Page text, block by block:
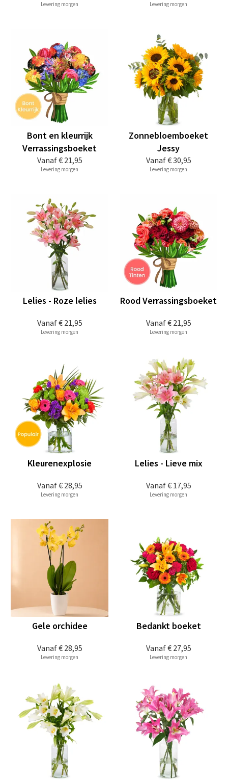
Levering morgen Levering morgen
Vanaf€ 21,95
Bont en kleurrijk
Verrassingsboeket
Levering morgen
Vanaf€ 30,95
Zonnebloemboeket
Jessy
Levering morgen
Vanaf€ 21,95
Lelies - Roze lelies
Levering morgen
Vanaf€ 21,95
Rood Verrassingsboeket
Levering morgen
Vanaf€ 28,95
Kleurenexplosie
Levering morgen
Vanaf€ 17,95
Lelies - Lieve mix
Levering morgen
Vanaf€ 28,95
Gele orchidee
Levering morgen
Vanaf€ 27,95
Bedankt boeket
Levering morgen